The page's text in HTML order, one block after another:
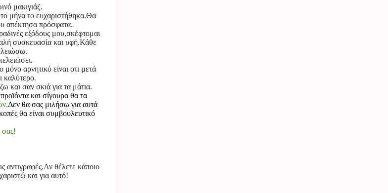
μακιγιάζ.
μήνα το ευχαριστήθηκα.Θα
απέκτησα πρόσφατα.
εξόδους μου,σκέφτομαι
συσκευασία και υφή.Κάθε
αρνητικό είναι οτι μετά
καλύτερο.
και σαν σκιά για τα μάτια.
και σίγουρα θα τα
Δεν θα σας μιλήσω για αυτά
θα είναι συμβουλευτικό
σας!
αντιγραφές.Αν θέλετε κάποιο
και για αυτό!